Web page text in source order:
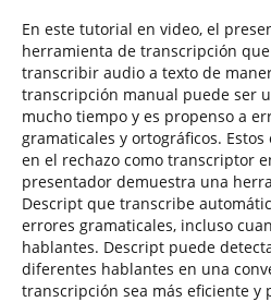
En este tutorial en video, el
herramienta de transcripción
transcribir audio a texto de
transcripción manual puede ser
mucho tiempo y es propenso a
gramaticales y ortográficos.
en el rechazo como transcriptor
presentador demuestra una
Descript que transcribe
errores gramaticales, incluso
hablantes. Descript puede
diferentes hablantes en una
transcripción sea más eficiente y